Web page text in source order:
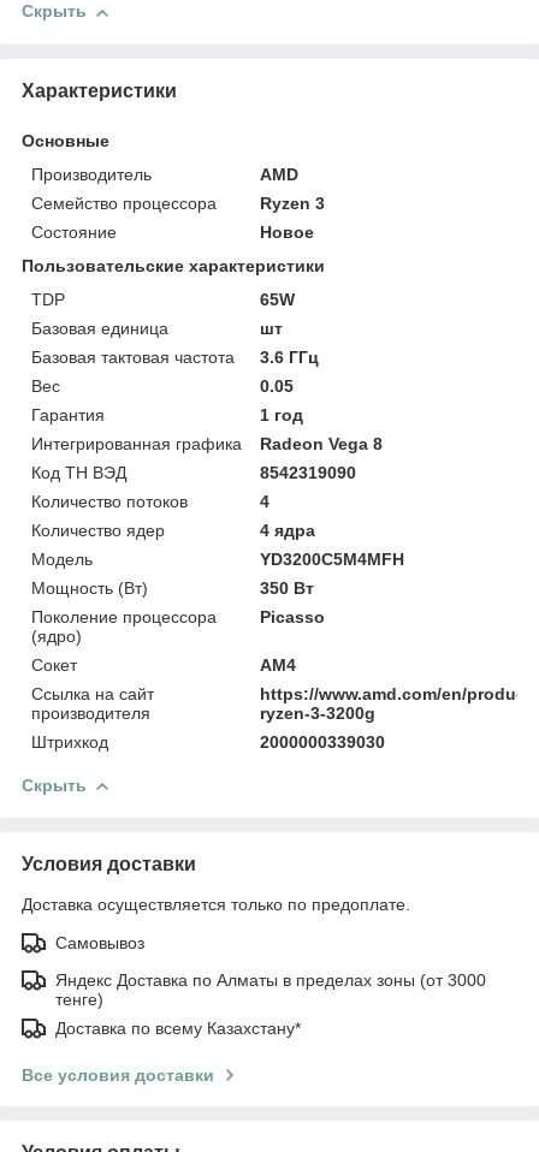
Скрыть
Характеристики
Основные
Производитель
AMD
Семейство процессора
Ryzen 3
Состояние
Новое
Пользовательские характеристики
TDP
65W
Базовая единица
шт
Базовая тактовая частота
3.6 ГГц
Вес
0.05
Гарантия
1 год
Интегрированная графика
Radeon Vega 8
Код ТН ВЭД
8542319090
Количество потоков
4
Количество ядер
4 ядра
Модель
YD3200C5M4MFH
Мощность (Bт)
350 Вт
Поколение процессора
(ядро)
Picasso
Сокет
AM4
Ссылка на сайт
производителя
https://www.amd.com/en/
ryzen-3-3200g
Штрихкод
2000000339030
Скрыть
Условия доставки
Доставка осуществляется только по предоплате.
Самовывоз
Яндекс Доставка по Алматы в пределах зоны (от 3000
тенге)
Доставка по всему Казахстану*
Все условия доставки